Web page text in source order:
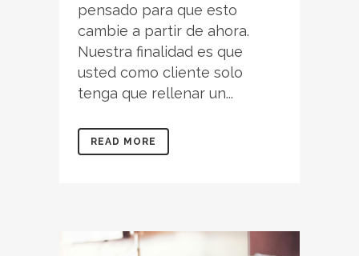
pensado para que esto
cambie a partir de ahora.
Nuestra finalidad es que
usted como cliente solo
tenga que rellenar un...
READ MORE